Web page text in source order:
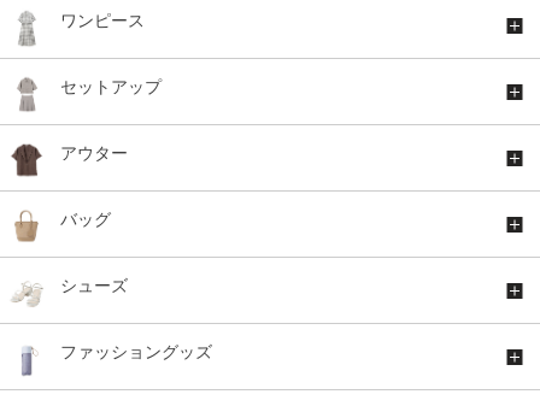
ワンピース
セットアップ
アウター
バッグ
シューズ
ファッショングッズ